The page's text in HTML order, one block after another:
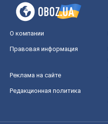
О компании
Правовая информация
Реклама на сайте
Редакционная политика